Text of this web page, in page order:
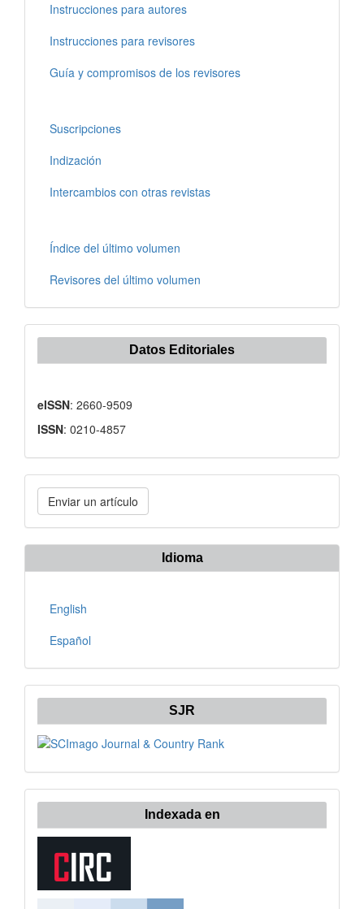
Instrucciones para autores
Instrucciones para revisores
Guía y compromisos de los revisores
Suscripciones
Indización
Intercambios con otras revistas
Índice del último volumen
Revisores del último volumen
Datos Editoriales
eISSN: 2660-9509
ISSN: 0210-4857
Enviar
un
artículo
Enviar un artículo
Idioma
English
Español
SJR
Indexada en